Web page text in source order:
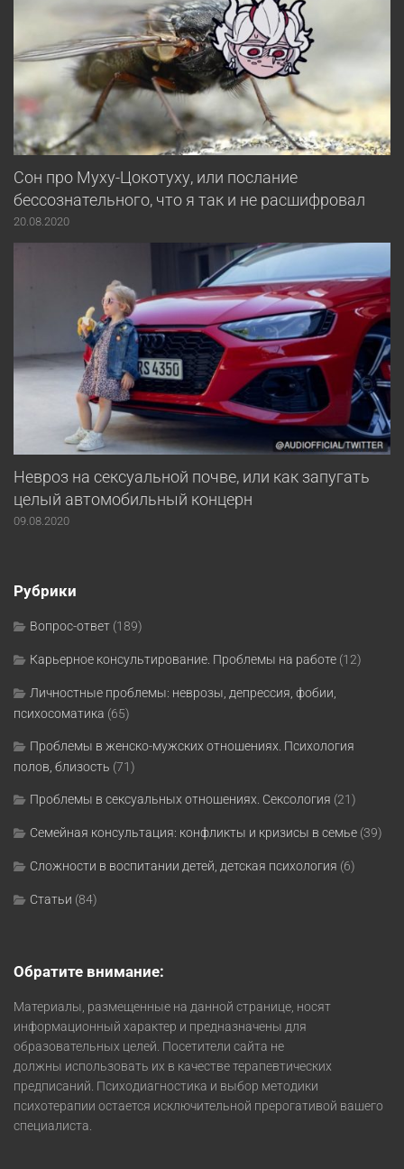
Сон про Муху-Цокотуху, или послание
бессознательного, что я так и не расшифровал
20.08.2020
Невроз на сексуальной почве, или как запугать
целый автомобильный концерн
09.08.2020
Рубрики
Вопрос-ответ (189)
Карьерное консультирование. Проблемы на работе (12)
Личностные проблемы: неврозы, депрессия, фобии,
психосоматика (65)
Проблемы в женско-мужских отношениях. Психология
полов, близость (71)
Проблемы в сексуальных отношениях. Сексология (21)
Семейная консультация: конфликты и кризисы в семье (39)
Сложности в воспитании детей, детская психология (6)
Статьи (84)
Обратите внимание:
Материалы, размещенные на данной странице, носят
информационный характер и предназначены для
образовательных целей. Посетители сайта не
должны использовать их в качестве терапевтических
предписаний. Психодиагностика и выбор методики
психотерапии остается исключительной прерогативой вашего
специалиста.